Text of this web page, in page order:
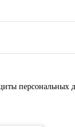
персональных